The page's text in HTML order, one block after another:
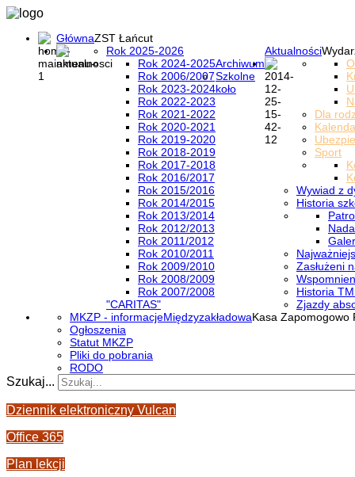
GłównaZST Łańcut
Aktualności
Rok 2025-2026
Archiwum
Rok 2024-2025
Rok 2006/2007
Rok 2023-2024
Rok 2022-2023
Rok 2021-2022
Rok 2020-2021
Rok 2019-2020
Rok 2018-2019
Rok 2017-2018
Rok 2016/2017
Rok 2015/2016
Rok 2014/2015
Rok 2013/2014
Rok 2012/2013
Rok 2011/2012
Rok 2010/2011
Rok 2009/2010
Rok 2008/2009
Rok 2007/2008
Szkolne
koło
"CARITAS"
Dla
Sport
Wywiad z
Historia
Zasłużeni
Historia
Zjazdy
MiędzyzakładowaKasa Zapomogowo
MKZP - informacje
Ogłoszenia
Statut MKZP
Pliki do pobrania
RODO
Szukaj...
Dziennik elektroniczny Vulcan
Office 365
Plan lekcji